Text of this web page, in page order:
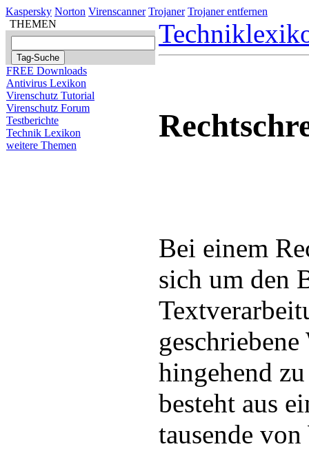
Kaspersky Norton Virenscanner Trojaner Trojaner entfernen
THEMEN
FREE Downloads
Antivirus Lexikon
Virenschutz Tutorial
Virenschutz Forum
Testberichte
Technik Lexikon
weitere Themen
Bei einem
sich um den
hingehend
besteht aus
tausende